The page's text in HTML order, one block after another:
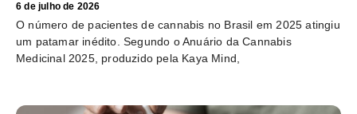
6 de julho de 2026
O número de pacientes de cannabis no Brasil em 2025 atingiu
um patamar inédito. Segundo o Anuário da Cannabis
Medicinal 2025, produzido pela Kaya Mind,